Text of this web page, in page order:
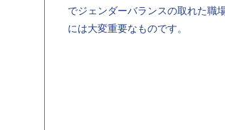
でジェンダーバランスの取れた職
には大変重要なものです。